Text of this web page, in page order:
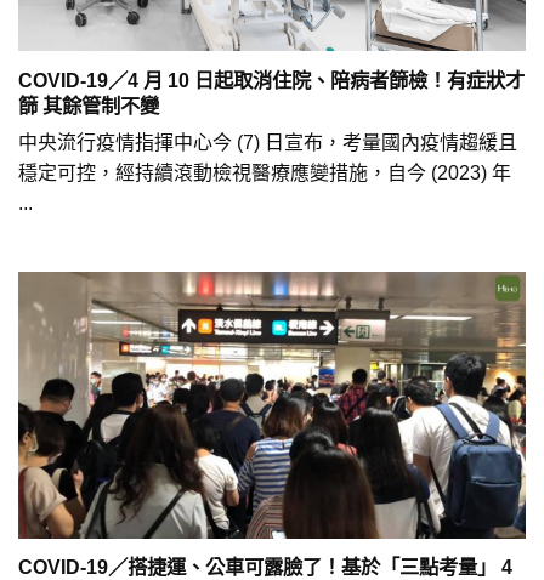
COVID-19／4 月 10 日起取消住院、陪病者篩檢！有症狀才
篩 其餘管制不變
中央流行疫情指揮中心今 (7) 日宣布，考量國內疫情趨緩且
穩定可控，經持續滾動檢視醫療應變措施，自今 (2023) 年
...
COVID-19／搭捷運、公車可露臉了！基於「三點考量」 4